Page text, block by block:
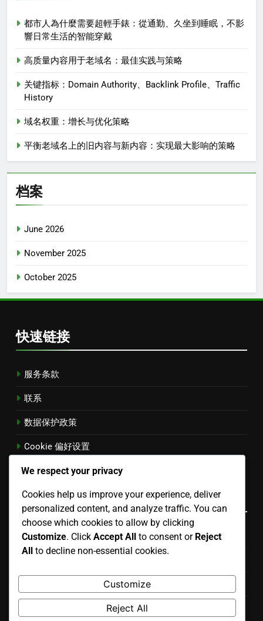
都市人為什麼需要超輕手錶：從通勤、久坐到睡眠，不影
響日常生活的智能穿戴
高质量内容用于老域名：最佳实践与策略
关键指标：Domain Authority、Backlink Profile、Traffic
History
域名权重：增长与优化策略
平衡老域名上的旧内容与新内容：实现最大影响的策略
档案
June 2026
November 2025
October 2025
快速链接
服务条款
联系
数据保护政策
Cookie 偏好设置
我们是谁
类别
技术SEO针对Aged Domains
老域名的Link Building技术
衡量使用Aged Domains的成功
We respect your privacy
Cookies help us improve your experience, deliver
personalized content, and analyze traffic. You can
choose which cookies to allow by clicking
Customize. Click Accept All to consent or Reject
All to decline non-essential cookies.
Customize
Reject All